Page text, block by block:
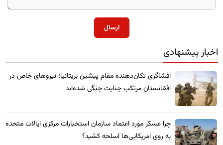
ارسال
اخبار پیشنهادی
​افشاگری تکان‌دهنده مقام پیشین بریتانیا؛ نیروهای خاص در
افغانستان مرتکب جنایت جنگی شده‌اند
چرا عسکر مورد اعتماد سازمان استخبارات مرکزی ایالات متحده
به روی امریکایی‌ها اسلحه کشید؟